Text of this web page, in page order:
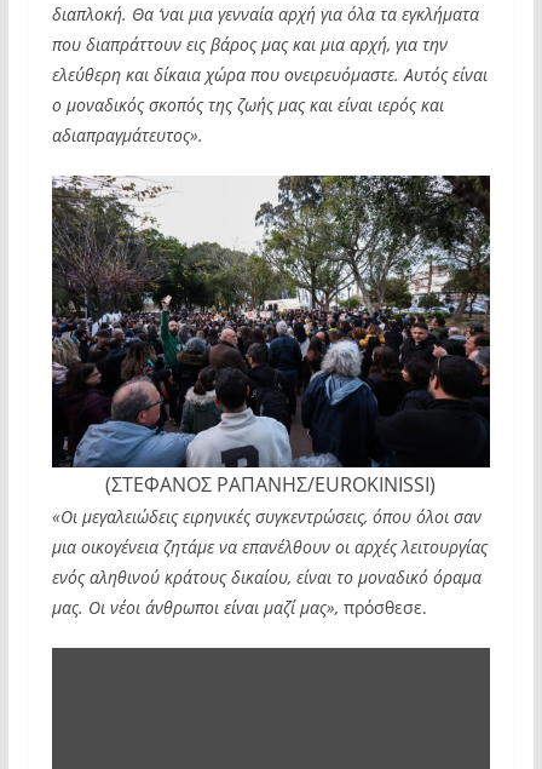
διαπλοκή. Θα ‘ναι μια γενναία αρχή για όλα τα εγκλήματα
που διαπράττουν εις βάρος μας και μια αρχή, για την
ελεύθερη και δίκαια χώρα που ονειρευόμαστε. Αυτός είναι
ο μοναδικός σκοπός της ζωής μας και είναι ιερός και
αδιαπραγμάτευτος».
(ΣΤΕΦΑΝΟΣ ΡΑΠΑΝΗΣ/EUROKINISSI)
«Οι μεγαλειώδεις ειρηνικές συγκεντρώσεις, όπου όλοι σαν
μια οικογένεια ζητάμε να επανέλθουν οι αρχές λειτουργίας
ενός αληθινού κράτους δικαίου, είναι το μοναδικό όραμα
μας. Οι νέοι άνθρωποι είναι μαζί μας», πρόσθεσε.